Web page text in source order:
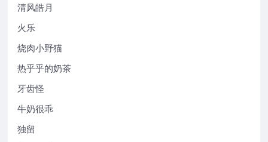
清风皓月
火乐
烧肉小野猫
热乎乎的奶茶
牙齿怪
牛奶很乖
独留